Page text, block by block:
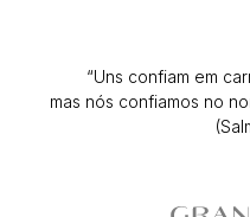
“Uns confiam em
mas nós confiamos no